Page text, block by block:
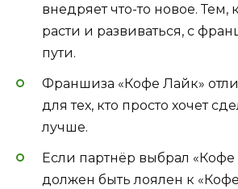
внедряет что-то новое. Тем,
расти и развиваться, с
пути.
Франшиза «Кофе Лайк»
для тех, кто просто хочет
лучше.
Если партнёр выбрал «Кофе
должен быть лоялен к